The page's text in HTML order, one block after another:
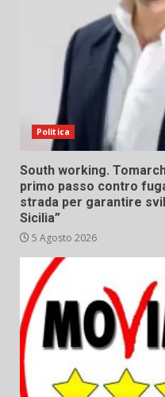
Politica
South working.
primo passo contro
strada per garantire
Sicilia”
5 Agosto 2026